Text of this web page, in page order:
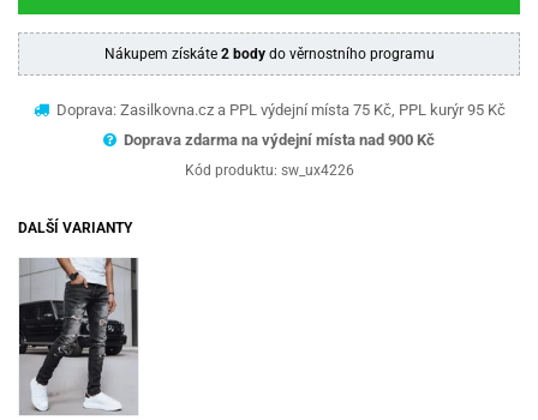
Nákupem získáte 2 bodydo věrnostního programu
Doprava: Zasilkovna.cz a PPL výdejní místa 75 Kč, PPL kurýr 95 Kč
Doprava zdarma na výdejní místa nad 900 Kč
Kód produktu: sw_ux4226
DALŠÍ VARIANTY